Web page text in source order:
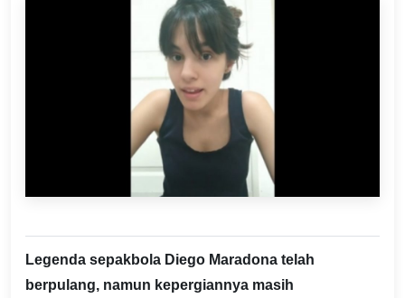
Legenda sepakbola Diego Maradona telah
berpulang, namun kepergiannya masih